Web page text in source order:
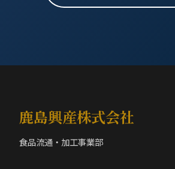
鹿島興産株式会社
食品流通・加工事業部